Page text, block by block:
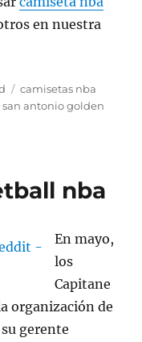
en nuestra
Etiquetas
camisetas nba
san antonio golden
nba
En mayo,
los
Capitane
organización de
gerente